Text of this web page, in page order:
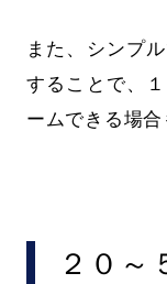
また、シンプ
することで、
ームできる場合
２０～